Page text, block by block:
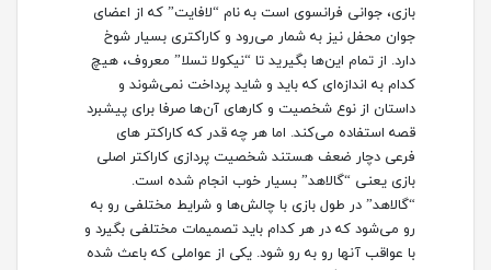
بازی، جوانی فرانسوی است به نام “لافایت” که از اعضای
جوان محفل نیز به شمار می‌رود و کاراکتری بسیار شوخ
دارد. از تمام این‌ها بگیرید تا “نیکولا تسلا” معروف، هیچ
کدام به اندازه‌ای که باید و شاید پرداخت نمی‌شوند و
داستان از نوع شخصیت و کارهای آن‌ها صرفا برای پیشبرد
قصه استفاده می‌کند. اما هر چه قدر که کاراکتر های
فرعی دچار ضعف هستند شخصیت پردازی کاراکتر اصلی
بازی یعنی “گالاهد” بسیار خوب انجام شده است.
“گالاهد” در طول بازی با چالش‌ها و شرایط مختلفی رو به
رو می‌شود که در هر کدام باید تصمیمات مختلفی بگیرد و
با عواقب آنها رو به رو شود. یکی از عواملی که باعث شده